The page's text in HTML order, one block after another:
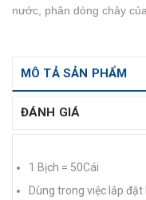
nước, phân dòng chảy
MÔ TẢ SẢN PHẨM
ĐÁNH GIÁ
1 Bịch = 50Cái
Dùng trong việc lắp